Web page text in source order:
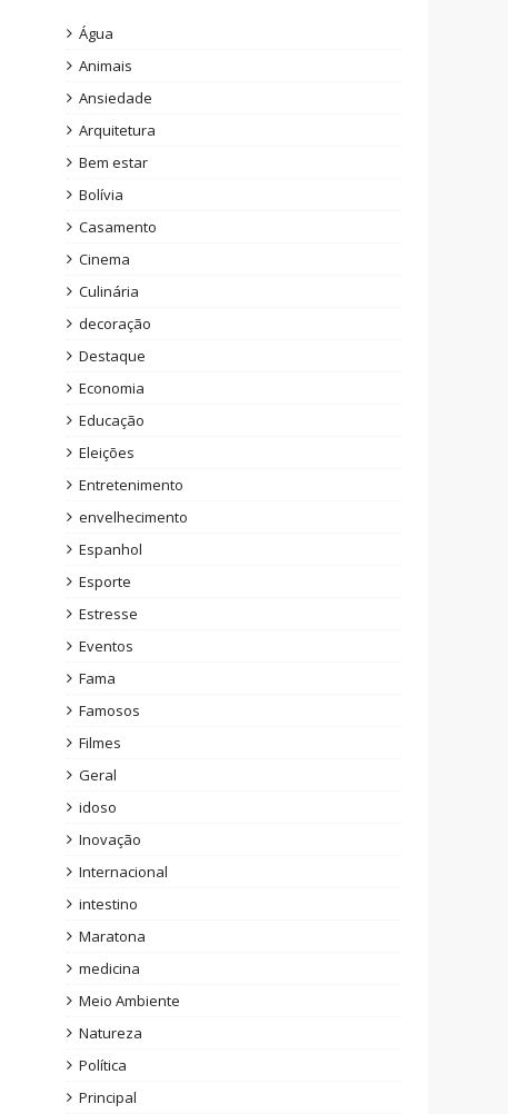
Água
Animais
Ansiedade
Arquitetura
Bem estar
Bolívia
Casamento
Cinema
Culinária
decoração
Destaque
Economia
Educação
Eleições
Entretenimento
envelhecimento
Espanhol
Esporte
Estresse
Eventos
Fama
Famosos
Filmes
Geral
idoso
Inovação
Internacional
intestino
Maratona
medicina
Meio Ambiente
Natureza
Política
Principal